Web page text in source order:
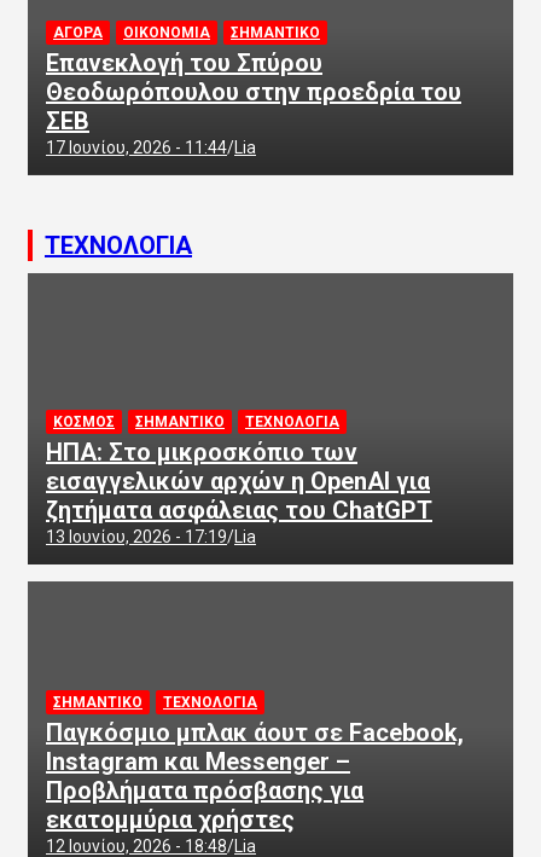
ΑΓΟΡΑ ΟΙΚΟΝΟΜΙΑ ΣΗΜΑΝΤΙΚΟ
Επανεκλογή του Σπύρου
Θεοδωρόπουλου στην προεδρία του
ΣΕΒ
17 Ιουνίου, 2026 - 11:44 Lia
ΤΕΧΝΟΛΟΓΙΑ
ΚΟΣΜΟΣ ΣΗΜΑΝΤΙΚΟ ΤΕΧΝΟΛΟΓΙΑ
ΗΠΑ: Στο μικροσκόπιο των
εισαγγελικών αρχών η OpenAI για
ζητήματα ασφάλειας του ChatGPT
13 Ιουνίου, 2026 - 17:19 Lia
ΣΗΜΑΝΤΙΚΟ ΤΕΧΝΟΛΟΓΙΑ
Παγκόσμιο μπλακ άουτ σε Facebook,
Instagram και Messenger –
Προβλήματα πρόσβασης για
εκατομμύρια χρήστες
12 Ιουνίου, 2026 - 18:48 Lia